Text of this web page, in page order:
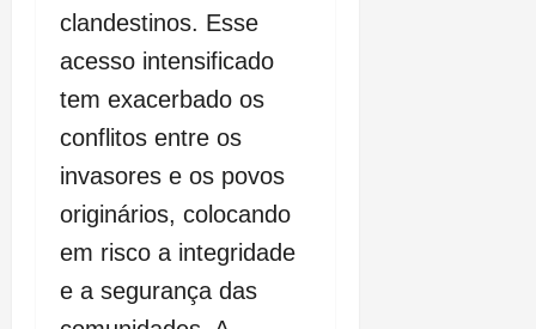
clandestinos. Esse
acesso intensificado
tem exacerbado os
conflitos entre os
invasores e os povos
originários, colocando
em risco a integridade
e a segurança das